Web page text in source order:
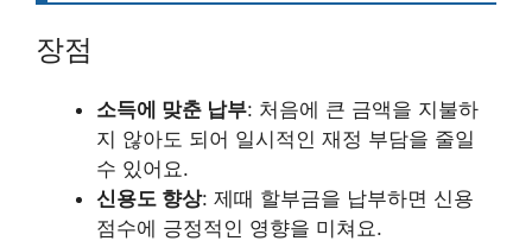
장점
소득에 맞춘 납부: 처음에 큰 금액을 지불하
지 않아도 되어 일시적인 재정 부담을 줄일
수 있어요.
신용도 향상: 제때 할부금을 납부하면 신용
점수에 긍정적인 영향을 미쳐요.